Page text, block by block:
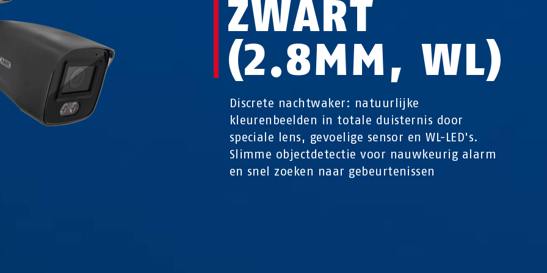
ZWART
(2.8MM, WL)
Discrete nachtwaker: natuurlijke
kleurenbeelden in totale duisternis door
speciale lens, gevoelige sensor en WL-LED's.
Slimme objectdetectie voor nauwkeurig alarm
en snel zoeken naar gebeurtenissen